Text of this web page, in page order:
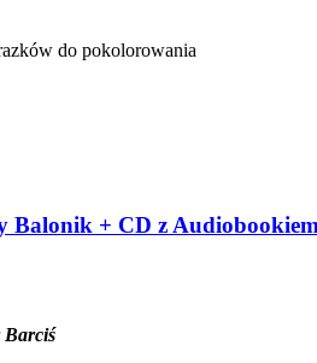
do pokolorowania
Balonik + CD z
Barciś